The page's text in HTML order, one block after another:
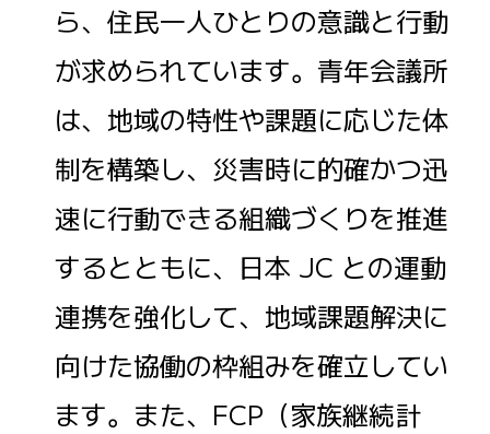
ら、住民一人ひとりの意識と行動
が求められています。青年会議所
は、地域の特性や課題に応じた体
制を構築し、災害時に的確かつ迅
速に行動できる組織づくりを推進
するとともに、日本 JC との運動
連携を強化して、地域課題解決に
向けた協働の枠組みを確立してい
ます。また、FCP（家族継続計